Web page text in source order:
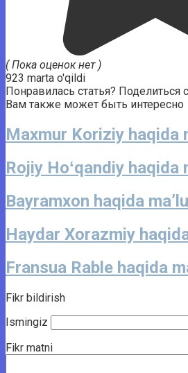
( Пока оценок нет )
923 marta o'qildi
Понравилась статья? Поделиться
Вам также может быть интересно
Maxmur Koriziy haqida
Rojiy Hoʻqandiy haqida
Bayramxon haqida
Haydar Xorazmiy
Fransua Rable haqida
Fikr bildirish
Ismingiz
Fikr matni